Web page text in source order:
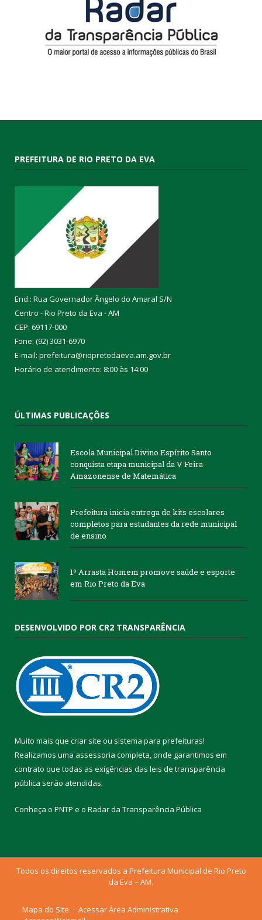
PREFEITURA DE RIO PRETO DA EVA
End.: Rua Governador Ângelo do Amaral S/N
Centro - Rio Preto da Eva - AM
CEP: 69117-000
Fone: (92) 3031-6970
E-mail: prefeitura@riopretodaeva.am.gov.br
Horário de atendimento: 8:00 às 14:00
ÚLTIMAS PUBLICAÇÕES
Escola Municipal Divino Espírito Santo
conquista etapa municipal da V Feira
Amazonense de Matemática
Prefeitura inicia entrega de kits escolares
completos para estudantes da rede municipal
de ensino
1º Arrasta Homem promove saúde e esporte
em Rio Preto da Eva
DESENVOLVIDO POR CR2 TRANSPARÊNCIA
Muito mais que criar site ou sistema para prefeituras!
Realizamos uma assessoria completa, onde garantimos em
contrato que todas as exigências das leis de transparência
pública serão atendidas.
Conheça o PNTP e o Radar da Transparência Pública
Todos os direitos reservados a Prefeitura Municipal de Rio Preto
da Eva – AM.
Mapa do Site
Acessar Área Administrativa